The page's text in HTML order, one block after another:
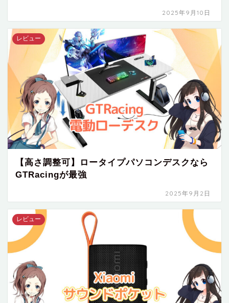
2025年9月10日
レビュー
【高さ調整可】ロータイプパソコンデスクなら
GTRacingが最強
2025年9月2日
レビュー